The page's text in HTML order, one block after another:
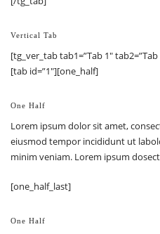
Vertical Tab
[tg_ver_tab tab1=”Tab 1″ tab2=”Tab
[tab id=”1″][one_half]
One Half
Lorem ipsum dolor sit amet,
eiusmod tempor incididunt ut
minim veniam. Lorem ipsum
[one_half_last]
One Half